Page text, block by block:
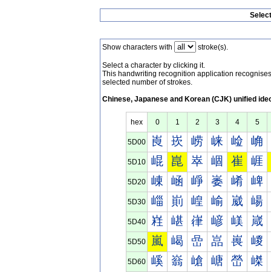
Show characters with stroke(s).
Select a character by clicking it.
This handwriting recognition application
selected number of strokes.
Chinese, Japanese and Korean (CJK) unified
hex 0 1 2 3 4 5
5D00 崀 崁 崂 崃 崄 崅
5D10 崐 崑 崒 崓 崔 崕
5D20 崠 崡 崢 崣 崤 崥
5D30 崰 崱 崲 崳 崴 崵
5D40 嵀 嵁 嵂 嵃 嵄 嵅
5D50 嵐 嵑 嵒 嵓 嵔 嵕
5D60 嵠 嵡 嵢 嵣 嵤 嵥